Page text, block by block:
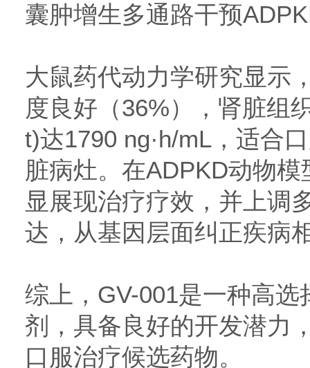
囊肿增生多通路干预
大鼠药代动力学研究显示
度良好（36%），肾脏组
t)达1790 ng·h/mL，适合
脏病灶。在ADPKD动物
显展现治疗疗效，并上调
达，从基因层面纠正疾病
综上，GV-001是一种高
剂，具备良好的开发潜力
口服治疗候选药物。